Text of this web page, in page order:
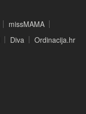
missMAMA
Diva Ordinacija.hr